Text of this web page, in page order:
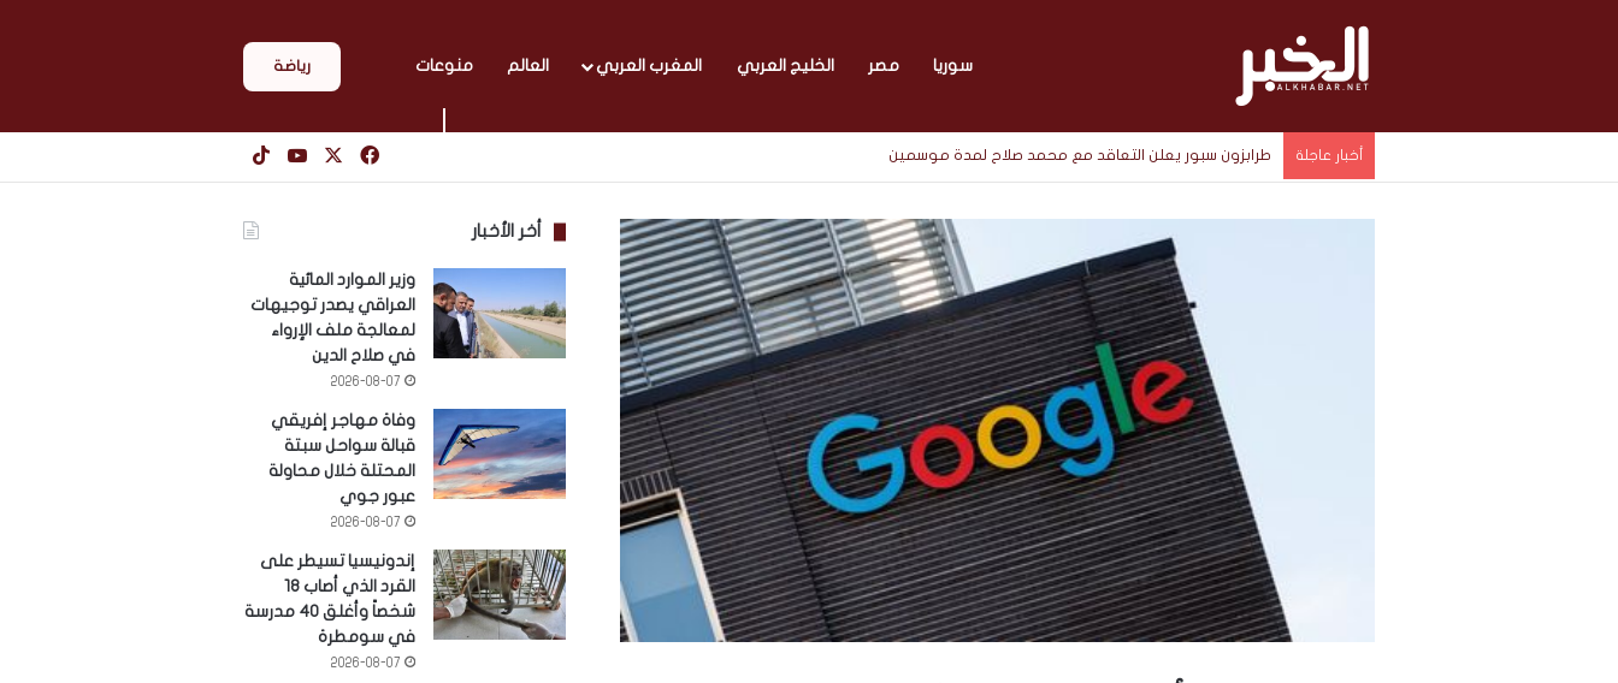
سوريا مصر الخليج العربي المغرب العربي العالم منوعات رياضة
أخبار عاجلة طرابزون سبور يعلن التعاقد مع محمد صلاح لمدة موسمين فيسبوك‫YouTube
أخر الأخبار
وزير الموارد المائية
العراقي يصدر توجيهات
لمعالجة ملف الإرواء
في صلاح الدين
2026-08-07
وفاة مهاجر إفريقي
قبالة سواحل سبتة
المحتلة خلال محاولة
عبور جوي
2026-08-07
إندونيسيا تسيطر على
القرد الذي أصاب 18
شخصاً وأغلق 40 مدرسة
في سومطرة
2026-08-07